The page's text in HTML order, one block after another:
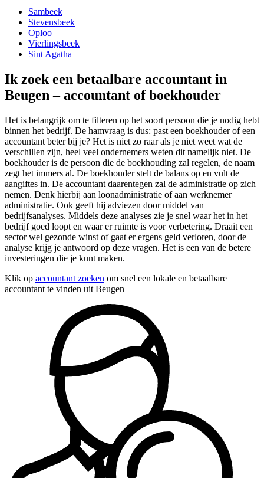
Sambeek
Stevensbeek
Oploo
Vierlingsbeek
Sint Agatha
Ik zoek een betaalbare accountant in
Beugen – accountant of boekhouder
Het is belangrijk om te filteren op het soort persoon die je nodig hebt
binnen het bedrijf. De hamvraag is dus: past een boekhouder of een
accountant beter bij je? Het is niet zo raar als je niet weet wat de
verschillen zijn, heel veel ondernemers weten dit namelijk niet. De
boekhouder is de persoon die de boekhouding zal regelen, de naam
zegt het immers al. De boekhouder stelt de balans op en vult de
aangiftes in. De accountant daarentegen zal de administratie op zich
nemen. Denk hierbij aan loonadministratie of aan werknemer
administratie. Ook geeft hij adviezen door middel van
bedrijfsanalyses. Middels deze analyses zie je snel waar het in het
bedrijf goed loopt en waar er ruimte is voor verbetering. Draait een
sector wel gezonde winst of gaat er ergens geld verloren, door de
analyse krijg je antwoord op deze vragen. Het is een van de betere
investeringen die je kunt maken.
Klik op accountant zoeken om snel een lokale en betaalbare
accountant te vinden uit Beugen